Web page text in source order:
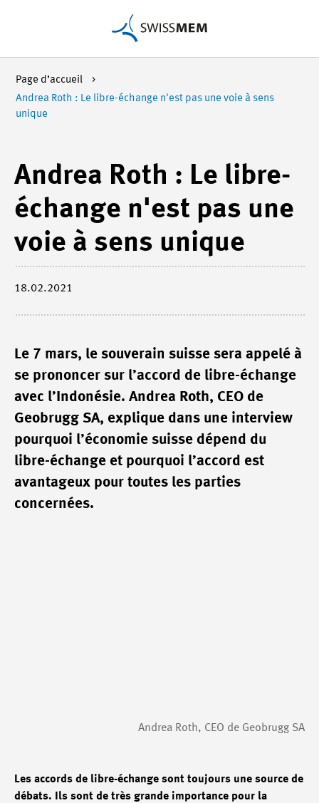
Page d’accueil
Andrea Roth : Le libre-échange n'est pas une voie à sens
unique
Andrea Roth : Le libre-
échange n'est pas une
voie à sens unique
18.02.2021
Le 7 mars, le souverain suisse sera appelé à
se prononcer sur l’accord de libre-échange
avec l’Indonésie. Andrea Roth, CEO de
Geobrugg SA, explique dans une interview
pourquoi l’économie suisse dépend du
libre-échange et pourquoi l’accord est
avantageux pour toutes les parties
concernées.
Andrea Roth, CEO de Geobrugg SA
Les accords de libre-échange sont toujours une source de
débats. Ils sont de très grande importance pour la